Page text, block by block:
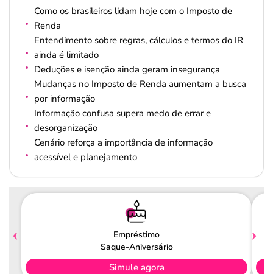
Como os brasileiros lidam hoje com o Imposto de
Renda
Entendimento sobre regras, cálculos e termos do IR
ainda é limitado
Deduções e isenção ainda geram insegurança
Mudanças no Imposto de Renda aumentam a busca
por informação
Informação confusa supera medo de errar e
desorganização
Cenário reforça a importância de informação
acessível e planejamento
Empréstimo
Saque-Aniversário
Simule agora